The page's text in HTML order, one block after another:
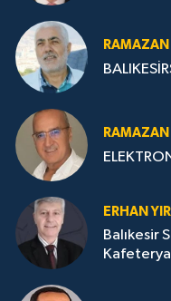
ERHAN
Balıkesir